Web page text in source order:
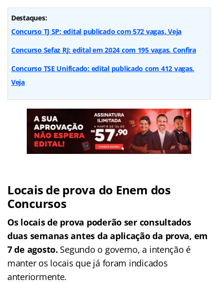
Destaques:
Concurso TJ SP: edital publicado com 572 vagas. Veja
Concurso Sefaz RJ: edital em 2024 com 195 vagas. Confira
Concurso TSE Unificado: edital publicado com 412 vagas.
Veja
Locais de prova do Enem dos
Concursos
Os locais de prova poderão ser consultados
duas semanas antes da aplicação da prova, em
7 de agosto. Segundo o governo, a intenção é
manter os locais que já foram indicados
anteriormente.